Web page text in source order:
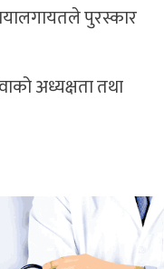
पुरस्कार
अध्यक्षता तथा